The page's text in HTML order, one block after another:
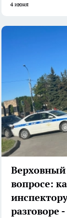
4 июня
Верховный
вопросе:
разговоре